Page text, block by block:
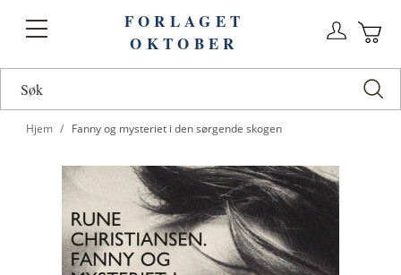
Toggle
FORLAGET
OKTOBER
Hjem Fanny og mysteriet i den sørgende skogen